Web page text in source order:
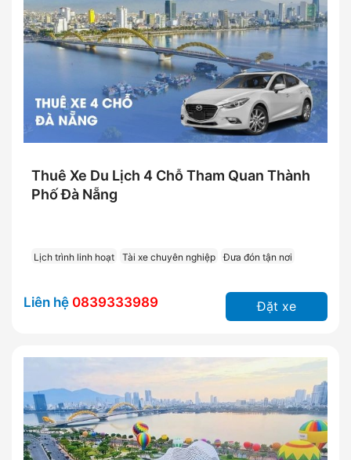
Thuê Xe Du Lịch 4 Chỗ Tham Quan Thành
Phố Đà Nẵng
Lịch trình linh hoạt Tài xe chuyên nghiệp Đưa đón tận nơi
Liên hệ 0839333989 Đặt xe